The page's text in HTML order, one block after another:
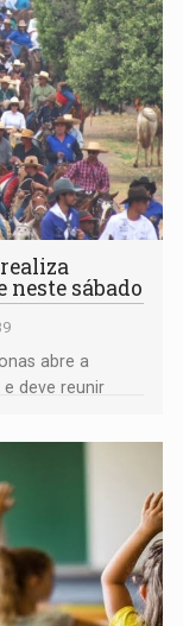
realiza
neste sábado
abre a
deve reunir